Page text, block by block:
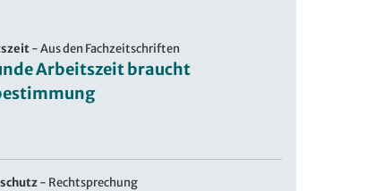
-Aus den Fachzeitschriften
Arbeitszeit braucht
- Rechtsprechung